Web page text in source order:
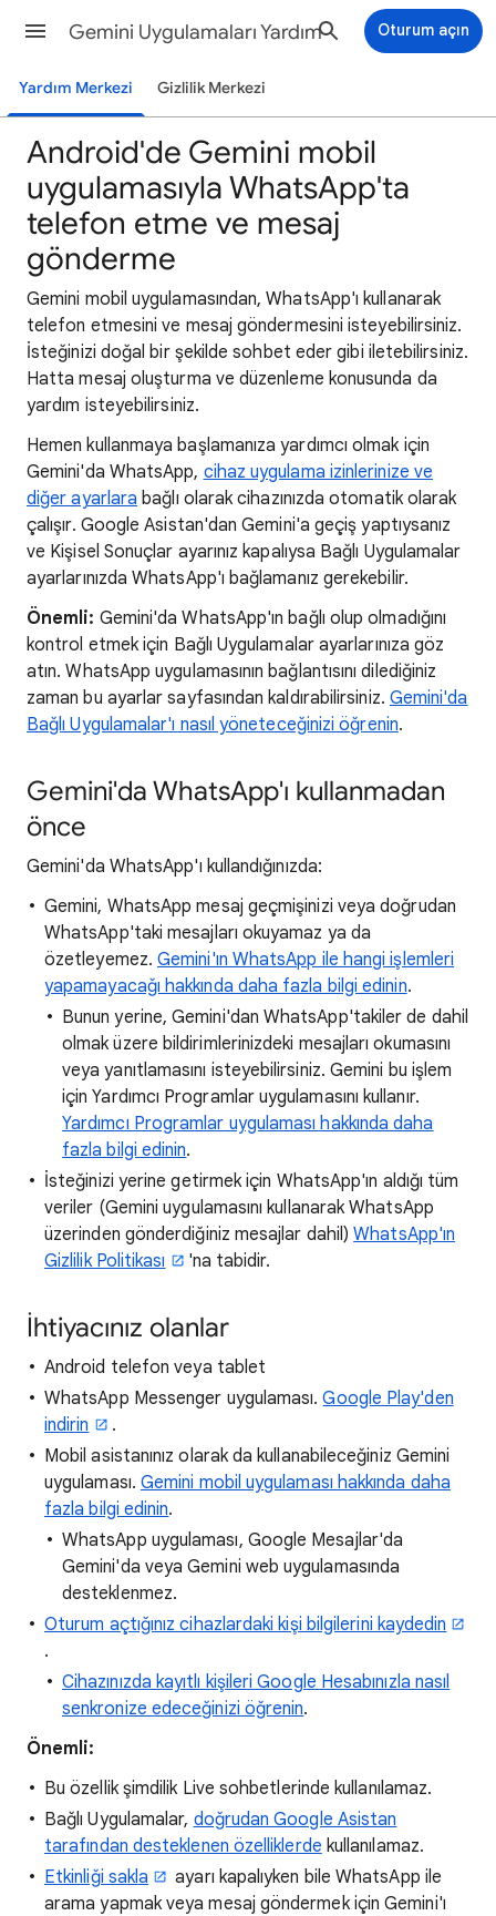
Gemini Uygulamaları Yardım Oturum açın
Yardım Merkezi Gizlilik Merkezi
Android'de Gemini mobil
uygulamasıyla WhatsApp'ta
telefon etme ve mesaj
gönderme
Gemini mobil uygulamasından, WhatsApp'ı kullanarak
telefon etmesini ve mesaj göndermesini isteyebilirsiniz.
İsteğinizi doğal bir şekilde sohbet eder gibi iletebilirsiniz.
Hatta mesaj oluşturma ve düzenleme konusunda da
yardım isteyebilirsiniz.
Hemen kullanmaya başlamanıza yardımcı olmak için
Gemini'da WhatsApp, cihaz uygulama izinlerinize ve
diğer ayarlara bağlı olarak cihazınızda otomatik olarak
çalışır. Google Asistan'dan Gemini'a geçiş yaptıysanız
ve Kişisel Sonuçlar ayarınız kapalıysa Bağlı Uygulamalar
ayarlarınızda WhatsApp'ı bağlamanız gerekebilir.
Önemli: Gemini'da WhatsApp'ın bağlı olup olmadığını
kontrol etmek için Bağlı Uygulamalar ayarlarınıza göz
atın. WhatsApp uygulamasının bağlantısını dilediğiniz
zaman bu ayarlar sayfasından kaldırabilirsiniz. Gemini'da
Bağlı Uygulamalar'ı nasıl yöneteceğinizi öğrenin.
Gemini'da WhatsApp'ı kullanmadan
önce
Gemini'da WhatsApp'ı kullandığınızda:
Gemini, WhatsApp mesaj geçmişinizi veya doğrudan
WhatsApp'taki mesajları okuyamaz ya da
özetleyemez.Gemini'ın WhatsApp ile hangi işlemleri
yapamayacağı hakkında daha fazla bilgi edinin.
Bunun yerine, Gemini'dan WhatsApp'takiler de dahil
olmak üzere bildirimlerinizdeki mesajları okumasını
veya yanıtlamasını isteyebilirsiniz. Gemini bu işlem
için Yardımcı Programlar uygulamasını kullanır.
Yardımcı Programlar uygulaması hakkında daha
fazla bilgi edinin.
İsteğinizi yerine getirmek için WhatsApp'ın aldığı tüm
veriler (Gemini uygulamasını kullanarak WhatsApp
üzerinden gönderdiğiniz mesajlar dahil)WhatsApp'ın
Gizlilik Politikası
'na tabidir.
İhtiyacınız olanlar
Android telefon veya tablet
WhatsApp Messenger uygulaması.Google Play'den
indirin
.
Mobil asistanınız olarak da kullanabileceğiniz Gemini
uygulaması. Gemini mobil uygulaması hakkında daha
fazla bilgi edinin.
WhatsApp uygulaması, Google Mesajlar'da
Gemini'da veya Gemini web uygulamasında
desteklenmez.
Oturum açtığınız cihazlardaki kişi bilgilerini kaydedin
.
Cihazınızda kayıtlı kişileri Google Hesabınızla nasıl
senkronize edeceğinizi öğrenin.
Önemli:
Bu özellik şimdilik Live sohbetlerinde kullanılamaz.
Bağlı Uygulamalar, doğrudan Google Asistan
tarafından desteklenen özelliklerde kullanılamaz.
Etkinliği sakla
ayarı kapalıyken bile WhatsApp ile
arama yapmak veya mesaj göndermek için Gemini'ı